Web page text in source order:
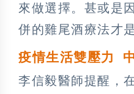
來做選擇。甚或是
併的雞尾酒療法才
疫情生活雙壓力
李信毅醫師提醒，